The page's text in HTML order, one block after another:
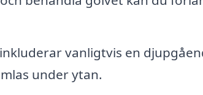
vanligtvis en
under ytan.